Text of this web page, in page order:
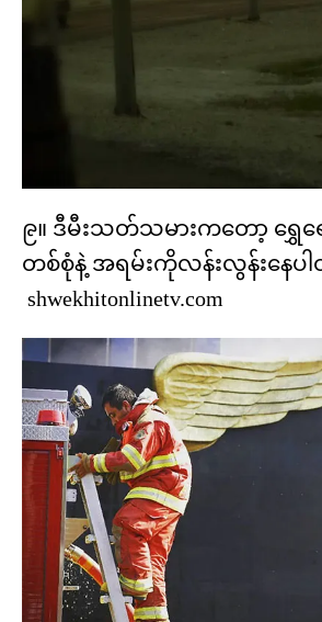
၉။ ဒီမီးသတ်သမားကတော့ ရွှေ
တစ်စုံနဲ့ အရမ်းကိုလန်းလွန်းနေပ
shwekhitonlinetv.com